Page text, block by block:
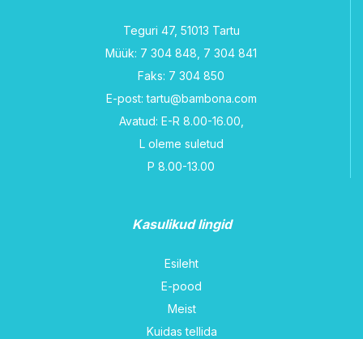
Teguri 47, 51013 Tartu
Müük: 7 304 848, 7 304 841
Faks: 7 304 850
E-post: tartu@bambona.com
Avatud: E-R 8.00-16.00,
L oleme suletud
P 8.00-13.00
Kasulikud lingid
Esileht
E-pood
Meist
Kuidas tellida